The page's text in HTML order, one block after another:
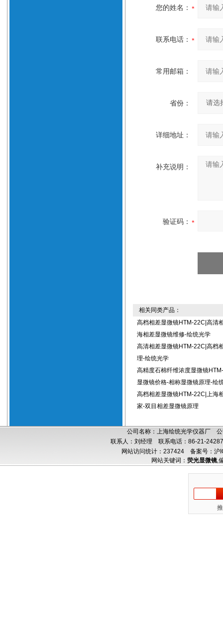
您的姓名：
联系电话：
常用邮箱：
省份：
详细地址：
补充说明：
验证码：
相关同类产品：
高档相差显微镜HTM-22C|高清
海相差显微镜维修-绘统光学
高清相差显微镜HTM-22C|高档
理-绘统光学
高精度石棉纤维浓度显微镜
显微镜价格-相称显微镜原理-绘
高档相差显微镜HTM-22C|上海
家-双目相差显微镜原理
公司名称：上海绘统光学仪器厂
联系人：刘经理 联系电话：86-21-
网站访问统计：237424 备案号：沪
网站关键词： 荧光显微镜,